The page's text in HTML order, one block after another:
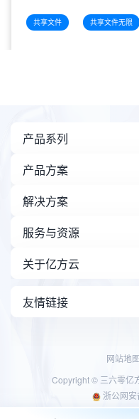
共享文件 共享文件无限
产品系列
产品方案
解决方案
服务与资源
关于亿方云
友情链接
网站地图
Copyright © 三六零亿
浙公网